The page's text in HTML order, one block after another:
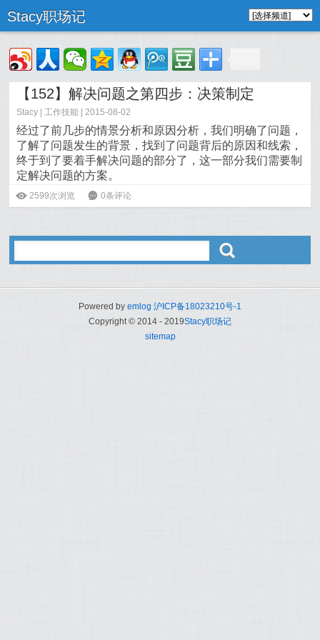
Stacy职场记
【152】解决问题之第四步：决策制定
Stacy |工作技能 | 2015-08-02
经过了前几步的情景分析和原因分析，我们明确了问题，
了解了问题发生的背景，找到了问题背后的原因和线索，
终于到了要着手解决问题的部分了，这一部分我们需要制
定解决问题的方案。
阅读全文>>
ė 2599次浏览 6 0条评论
ő
Powered by emlog 沪ICP备18023210号-1
Copyright © 2014 - 2019Stacy职场记
sitemap